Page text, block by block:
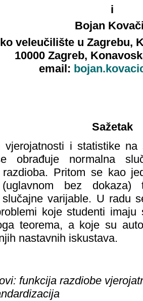
i
Bojan
veleučilište u Zagrebu,
10000 Zagreb,
email:
Sažetak
vjerojatnosti i statistike
obrađuje normalna
razdioba. Pritom se kao
bez dokaza)
slučajne varijable. U radu
koje studenti
teorema, a koje su
nastavnih iskustava.
funkcija razdiobe